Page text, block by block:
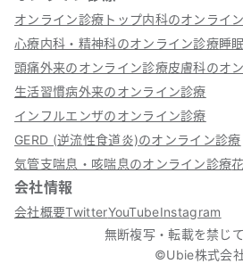
オンライン診療トップ内科のオンライ
心療内科・精神科のオンライン診療睡
頭痛外来のオンライン診療皮膚科のオ
生活習慣病外来のオンライン診療
インフルエンザのオンライン診療
GERD (逆流性食道炎)のオンライン診療
気管支喘息・咳喘息のオンライン診療
会社情報
会社概要TwitterYouTubeInstagram
無断複写・転載を禁じ
©Ubie株式会